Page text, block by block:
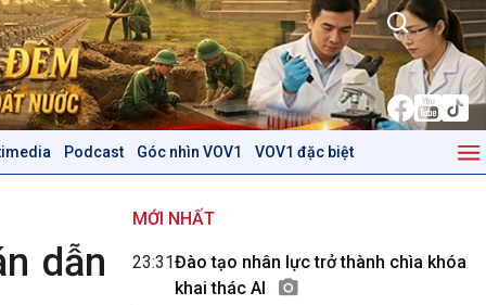
Podcast Góc nhìn VOV1 VOV1 đặc biệt
Trước giờ mở cửa
Dòng chảy Kinh tế
Mùa vàng
Biển đảo Việt Nam
dẫn
MỚI NHẤT
23:31Đào tạo nhân lực trở thành chìa khóa
khai thác AI